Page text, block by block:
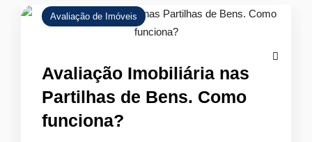
casa?
Avaliação de Imóveis
Avaliação Imobiliária nas
Partilhas de Bens. Como
funciona?